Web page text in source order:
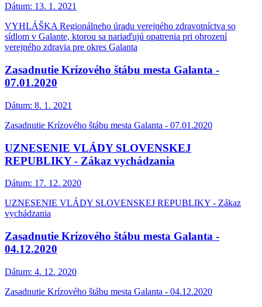
Dátum: 13. 1. 2021
VYHLÁŠKA Regionálneho úradu verejného zdravotníctva so
sídlom v Galante, ktorou sa nariaďujú opatrenia pri ohrození
verejného zdravia pre okres Galanta
Zasadnutie Krízového štábu mesta Galanta -
07.01.2020
Dátum: 8. 1. 2021
Zasadnutie Krízového štábu mesta Galanta - 07.01.2020
UZNESENIE VLÁDY SLOVENSKEJ
REPUBLIKY - Zákaz vychádzania
Dátum: 17. 12. 2020
UZNESENIE VLÁDY SLOVENSKEJ REPUBLIKY - Zákaz
vychádzania
Zasadnutie Krízového štábu mesta Galanta -
04.12.2020
Dátum: 4. 12. 2020
Zasadnutie Krízového štábu mesta Galanta - 04.12.2020